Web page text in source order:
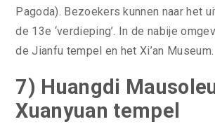
Pagoda). Bezoekers kunnen naar het
de 13e ‘verdieping’. In de nabije
de Jianfu tempel en het Xi’an Museum.
7) Huangdi
Xuanyuan tempel